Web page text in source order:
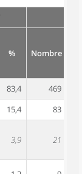
% Nombre
83,4 469
15,4 83
3,9 21